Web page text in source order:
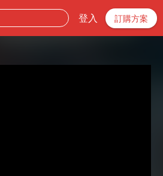
登入 訂購方案